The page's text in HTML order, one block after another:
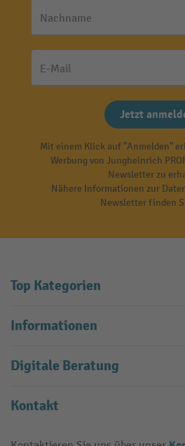
Nachname
E-Mail
Jetzt
Mit einem Klick auf "Anmelden"
Werbung von Jungheinrich
Newsletter zu
Nähere Informationen zur
Newsletter finden
Top Kategorien
Informationen
Digitale Beratung
Kontakt